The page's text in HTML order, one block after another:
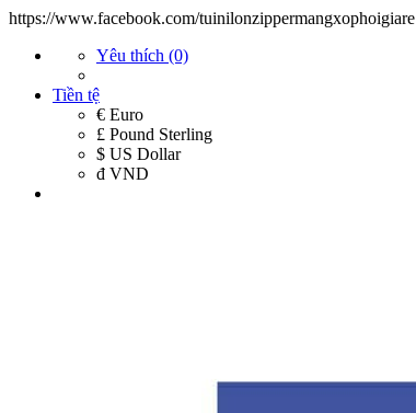
https://www.facebook.com/tuinilonzippermangxophoigiare
Yêu thích (0)
Tiền tệ
€ Euro
£ Pound Sterling
$ US Dollar
đ VND